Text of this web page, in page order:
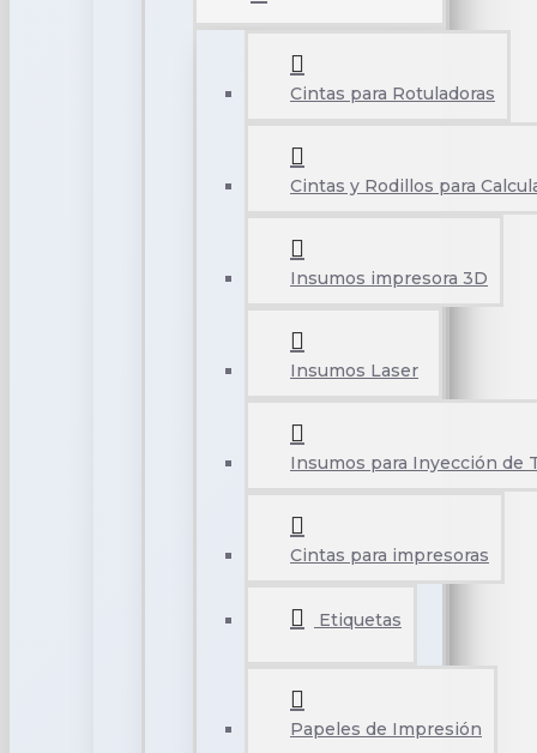
Cintas para Rotuladoras
Cintas y Rodillos para
Insumos impresora 3D
Insumos Laser
Insumos para Inyección de
Cintas para impresoras
Etiquetas
Papeles de Impresión